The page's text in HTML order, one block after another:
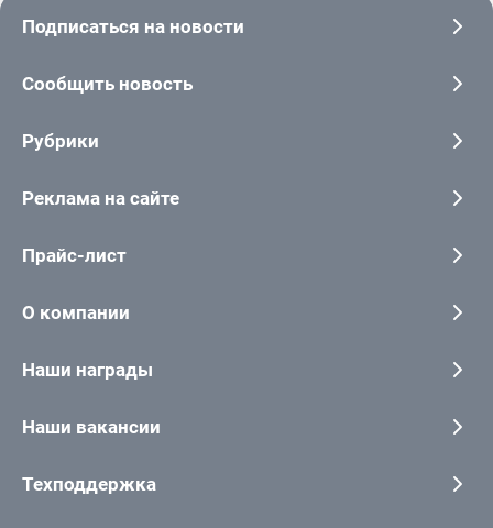
Подписаться на новости
Сообщить новость
Рубрики
Реклама на сайте
Прайс-лист
О компании
Наши награды
Наши вакансии
Техподдержка